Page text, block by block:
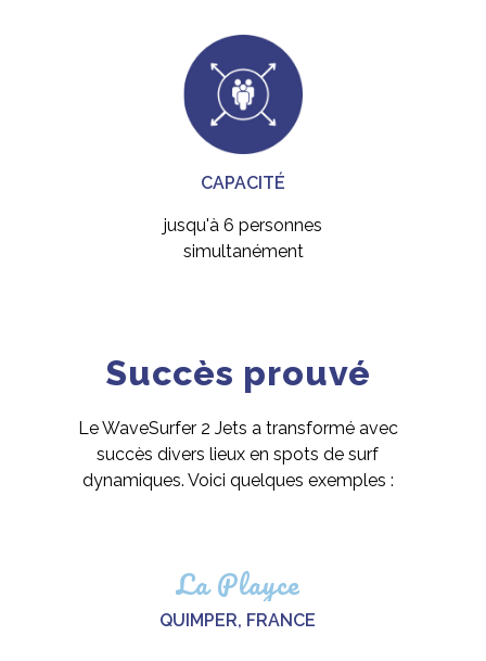
CAPACITÉ
jusqu'à 6 personnes
simultanément
Succès prouvé
Le WaveSurfer 2 Jets a transformé avec
succès divers lieux en spots de surf
dynamiques. Voici quelques exemples :
La Playce
QUIMPER, FRANCE